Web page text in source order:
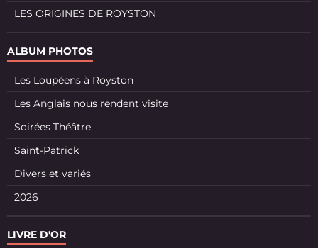
LES ORIGINES DE ROYSTON
ALBUM PHOTOS
Les Loupéens à Royston
Les Anglais nous rendent visite
Soirées Théâtre
Saint-Patrick
Divers et variés
2026
LIVRE D'OR